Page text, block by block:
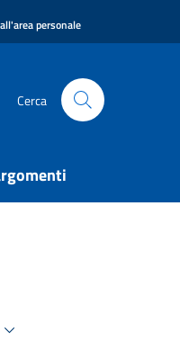
personale
Cerca